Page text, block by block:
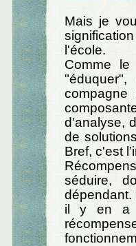
Mais je
l'école.
Comme
compagne
d'analyse,
de
Bref, c'est
séduire,
il y en a